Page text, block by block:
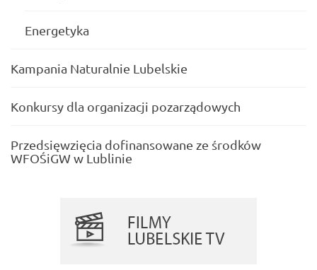
Energetyka
Kampania Naturalnie Lubelskie
Konkursy dla organizacji pozarządowych
Przedsięwzięcia dofinansowane ze środków
WFOŚiGW w Lublinie